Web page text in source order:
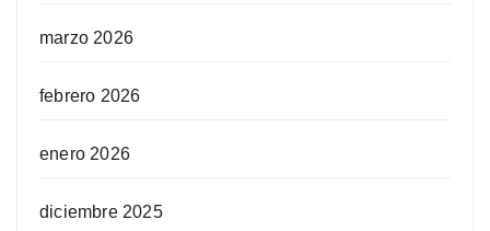
marzo 2026
febrero 2026
enero 2026
diciembre 2025